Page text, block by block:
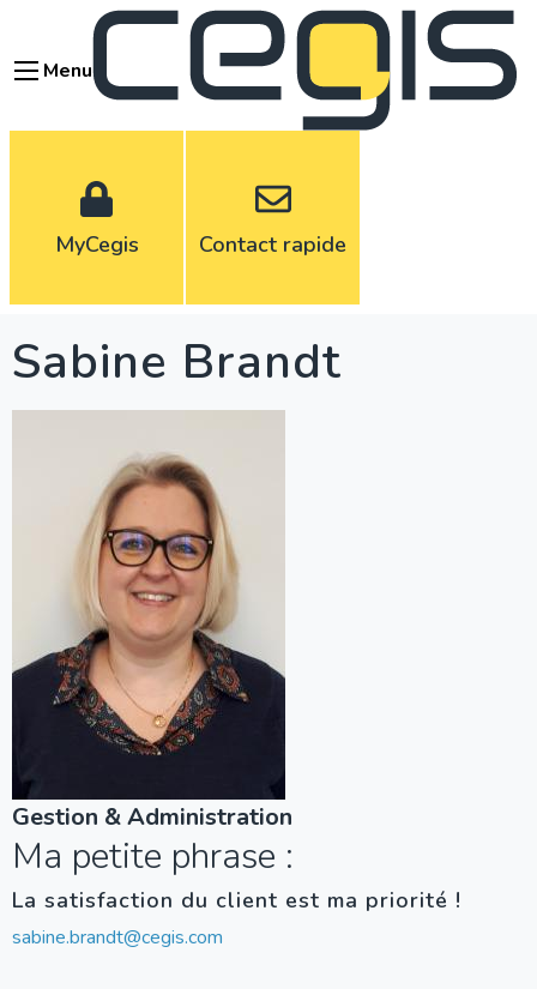
contenuMenu
MyCegis Contact rapide
Sabine Brandt
Gestion & Administration
Ma petite phrase :
La satisfaction du client est ma priorité !
sabine.brandt@cegis.com